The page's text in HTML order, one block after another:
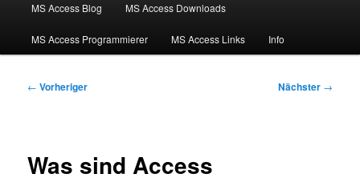
MS Access Blog MS Access Downloads
MS Access Programmierer MS Access Links Info
Beitragsnavigation
← Vorheriger Nächster →
Was sind Access